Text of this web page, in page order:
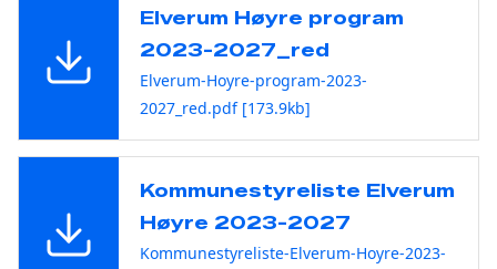
Elverum Høyre program
2023-2027_red
Elverum-Hoyre-program-2023-
2027_red.pdf [173.9kb]
Kommunestyreliste Elverum
Høyre 2023-2027
Kommunestyreliste-Elverum-Hoyre-2023-